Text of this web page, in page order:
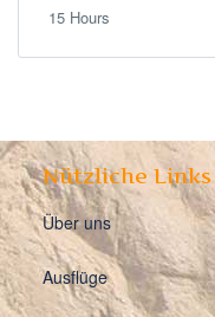
15 Hours
Nützliche Links
Über uns
Ausflüge